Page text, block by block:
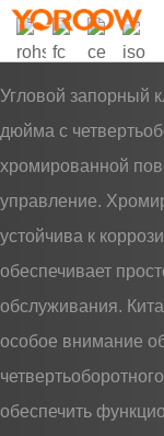
Угловой запорный
дюйма с
хромированной
управление.
устойчива к
обеспечивает
обслуживания.
особое внимание
обеспечить